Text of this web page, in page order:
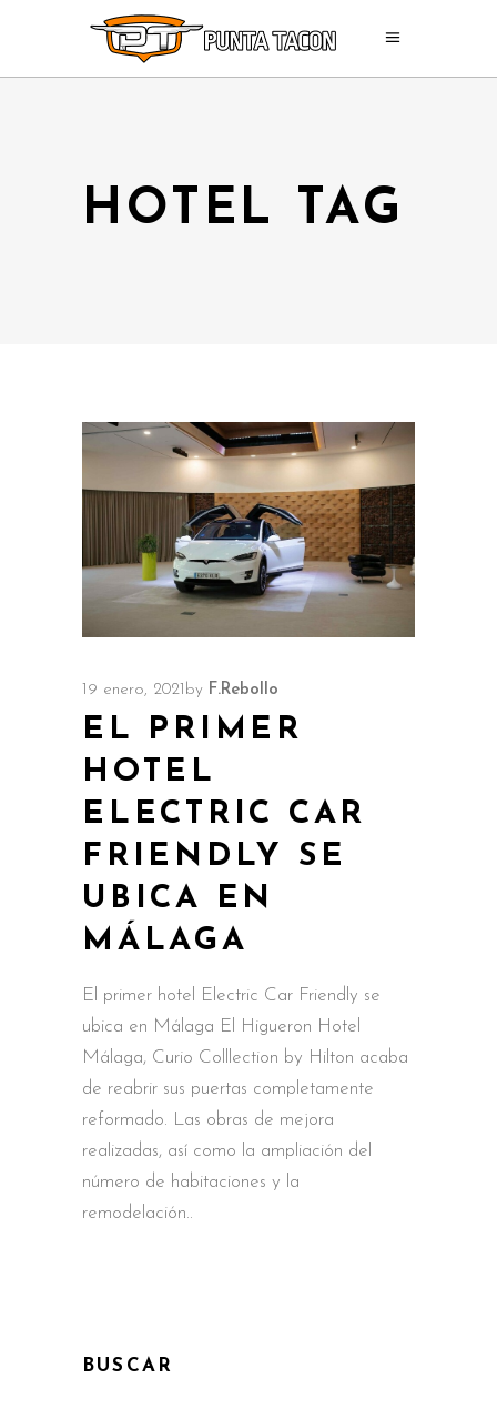
HOTEL TAG
19 enero, 2021 by F.Rebollo
EL PRIMER
HOTEL
ELECTRIC CAR
FRIENDLY SE
UBICA EN
MÁLAGA
El primer hotel Electric Car Friendly se
ubica en Málaga El Higueron Hotel
Málaga, Curio Colllection by Hilton acaba
de reabrir sus puertas completamente
reformado. Las obras de mejora
realizadas, así como la ampliación del
número de habitaciones y la
remodelación
BUSCAR